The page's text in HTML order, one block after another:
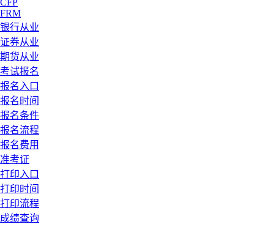
CFP
FRM
银行从业
证券从业
期货从业
考试报名
报名入口
报名时间
报名条件
报名流程
报名费用
准考证
打印入口
打印时间
打印流程
成绩查询